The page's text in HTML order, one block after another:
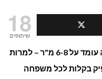
להתאים
ארונות
18
שיתופים
לעיתים קרובות, שטח חדר הרחצה עומד על 6-8 מ"ר – למרות
בקלות לכל משפחה